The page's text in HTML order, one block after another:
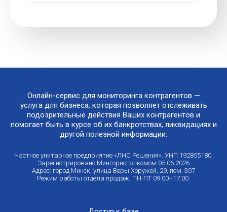
Онлайн-сервис для мониторинга контрагентов —
услуга для бизнеса, которая позволяет отслеживать
подозрительные действия Ваших контрагентов и
помогает быть в курсе об их банкротствах, ликвидациях и
другой полезной информации.
Частное унитарное предприятие «ЛНС Решения». УНП 192855180.
Зарегистрировано Мингорисполкомом 05.06.2026
Адрес: город Минск, улица Веры Хоружей, 29, пом. 307
Режим работы отдела продаж: ПН-ПТ 09:00–17:00.